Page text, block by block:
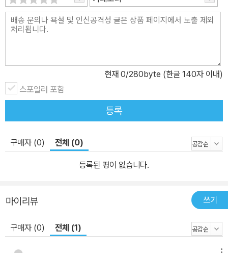
고 시리즈와 '시 읽는 가족', '동심원' 등 특화된 동시집 시리즈를 통해
다양한 동시집 출간에 박차를 가해 온 '푸른책들'은 동시집의 새로운
한 일러스트의 사용을 최대한 배제하고, 오로지 시 텍스트에만 집중
할 수 있도록 한 새로운 시도가 독자들에게 동시의 본질적인 맛과 향
기를 음미할 수 있는 좋은 계기가 되길 기대해 본다. 제3회 푸른문학
상 수상 시인 김용삼의 두 번째 동시집 출간! -평범한 일상에서 낚아
의 사회이자 최후의 보루이다. 그러나 언제부터일까. 세상에서 가장
견고한 조직일 것만 같던 이 가족에게 ‘해체’와 ‘단절’이라는 살벌한
않고 ‘침묵하는 가족’들이 많아졌다는 뉴스는 오늘날 가족의 풍경을
나가면서 단단하게 삶을 지탱해 주던 가족. 이 각별하기 그지없던 관
현재 0/280byte (한글 140자 이내)
스포일러 포함
등록
구매자 (0) 전체 (0)
등록된 평이 없습니다.
마이리뷰 쓰기
구매자 (0) 전체 (1)